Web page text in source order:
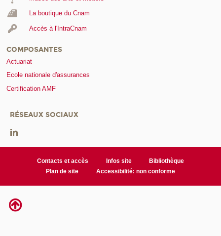
La boutique du Cnam
Accès à l'IntraCnam
COMPOSANTES
Actuariat
Ecole nationale d'assurances
Certification AMF
RÉSEAUX SOCIAUX
Contacts et accès Infos site
Bibliothèque
Plan de site
Accessibilité: non conforme